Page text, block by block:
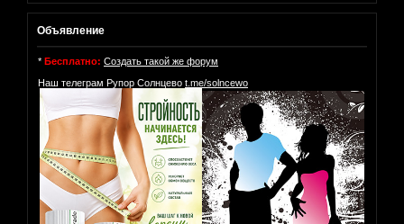
Объявление
* Бесплатно: Создать такой же форум
Наш телеграм Рупор Солнцево t.me/solncewo